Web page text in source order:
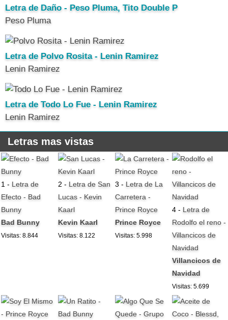
Letra de Daño - Peso Pluma, Tito Double P
Peso Pluma
Letra de Polvo Rosita - Lenin Ramirez
Lenin Ramirez
Letra de Todo Lo Fue - Lenin Ramirez
Lenin Ramirez
Letras mas vistas
1 - Letra de
Efecto - Bad
Bunny
Bad Bunny
Visitas: 8.844
2 - Letra de San
Lucas - Kevin
Kaarl
Kevin Kaarl
Visitas: 8.122
3 - Letra de La
Carretera -
Prince Royce
Prince Royce
Visitas: 5.998
4 - Letra de
Rodolfo el reno -
Villancicos de
Navidad
Villancicos de
Navidad
Visitas: 5.699